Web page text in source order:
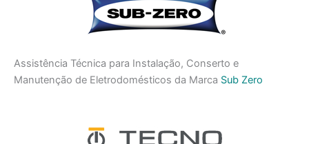
Assistência Técnica para Instalação, Conserto e
Manutenção de Eletrodomésticos da Marca Sub Zero